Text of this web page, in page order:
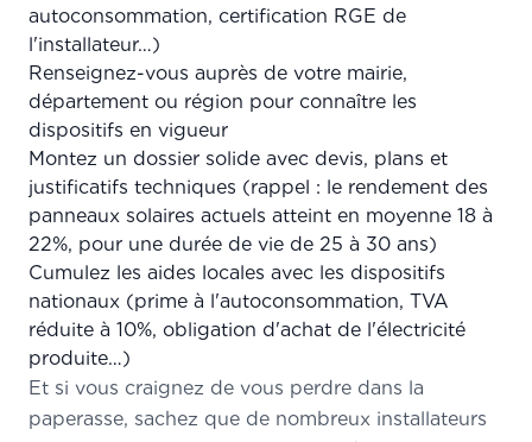
autoconsommation, certification RGE de
l'installateur…)
Renseignez-vous auprès de votre mairie,
département ou région pour connaître les
dispositifs en vigueur
Montez un dossier solide avec devis, plans et
justificatifs techniques (rappel : le rendement des
panneaux solaires actuels atteint en moyenne 18 à
22%, pour une durée de vie de 25 à 30 ans)
Cumulez les aides locales avec les dispositifs
nationaux (prime à l'autoconsommation, TVA
réduite à 10%, obligation d'achat de l'électricité
produite…)
Et si vous craignez de vous perdre dans la
paperasse, sachez que de nombreux installateurs